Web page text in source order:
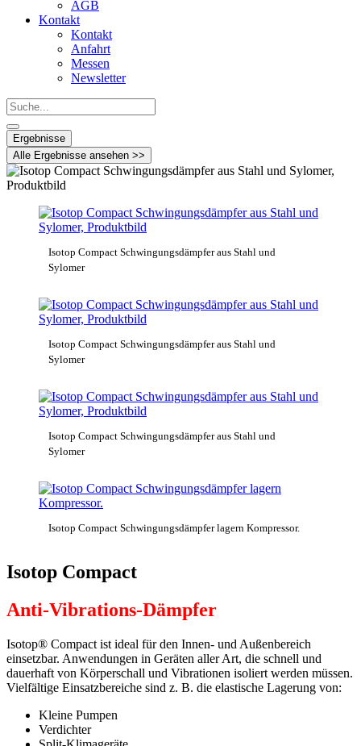
AGB
Kontakt
Kontakt
Anfahrt
Messen
Newsletter
Search
...
Ergebnisse
Alle Ergebnisse ansehen >>
Isotop Compact Schwingungsdämpfer aus Stahl und
Sylomer
Isotop Compact Schwingungsdämpfer aus Stahl und
Sylomer
Isotop Compact Schwingungsdämpfer aus Stahl und
Sylomer
Isotop Compact Schwingungsdämpfer lagern Kompressor.
Isotop Compact
Anti-Vibrations-Dämpfer
Isotop® Compact ist ideal für den Innen- und Außenbereich
einsetzbar. Anwendungen in Geräten aller Art, die schnell und
dauerhaft von Körperschall und Vibrationen isoliert werden müssen.
Vielfältige Einsatzbereiche sind z. B. die elastische Lagerung von:
Kleine Pumpen
Verdichter